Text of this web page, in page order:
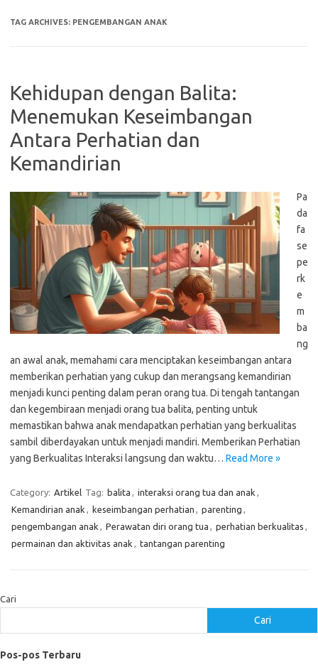
TAG ARCHIVES: PENGEMBANGAN ANAK
Kehidupan dengan Balita:
Menemukan Keseimbangan
Antara Perhatian dan
Kemandirian
Pa
da
fa
se
pe
rk
e
m
ba
ng
an awal anak, memahami cara menciptakan keseimbangan antara
memberikan perhatian yang cukup dan merangsang kemandirian
menjadi kunci penting dalam peran orang tua. Di tengah tantangan
dan kegembiraan menjadi orang tua balita, penting untuk
memastikan bahwa anak mendapatkan perhatian yang berkualitas
sambil diberdayakan untuk menjadi mandiri. Memberikan Perhatian
yang Berkualitas Interaksi langsung dan waktu… Read More »
Category: Artikel Tag: balita , interaksi orang tua dan anak ,
Kemandirian anak , keseimbangan perhatian , parenting ,
pengembangan anak , Perawatan diri orang tua , perhatian berkualitas ,
permainan dan aktivitas anak , tantangan parenting
Cari
Cari
Pos-pos Terbaru